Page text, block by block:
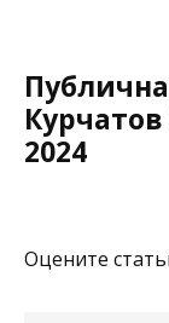
Куpчатов
2024
Оцените